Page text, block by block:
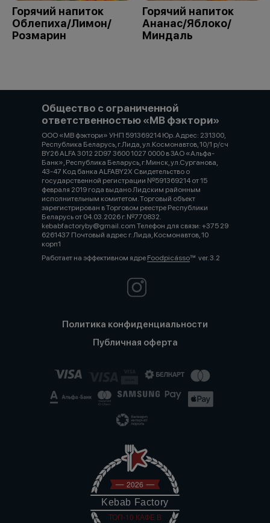
Горячий напиток
Облепиха/Лимон/
Розмарин
Горячий напиток
Ананас/Яблоко/
Миндаль
Общество с ограниченной
ответственностью «МВ фэктори»
ООО «МВ фэктори» УНП 591369214 Юр. Адрес: 231300,
Республика Беларусь, г.Лида, ул.Космонавтов, 10/1 р/сч
BY26 ALFA 3012 2D97 3600 1027 0000 в ЗАО «Альфа-
Банк», Республика Беларусь, г.Минск, ул.Сурганова,
43-47 Код банка ALFABY2X Свидетельство о
государственной регистрации №591369214 от 15
февраля 2019 года выдано Лидским районным
исполнительным комитетом. Торговый объект
зарегистрирован в Торговом реестре Республики
Беларусь от 04.03.2026 г. №770832.
kebabfactoryby@gmail.com Телефон для связи: +375 29
6261437 Почтовый адрес г. Лида, Космонавтов, 10
корп1
Работает на эффективном ядре Foodpicássover. 3.2
Политика конфиденциальности
Публичная оферта
Kebab Factory
2026
ТОП-10 КАФЕ В